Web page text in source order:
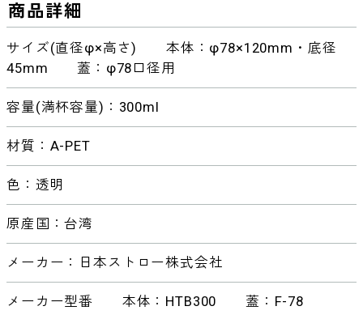
商品詳細
サイズ(直径φ×高さ) 本体：φ78×120mm・底径
45mm 蓋：φ78口径用
容量(満杯容量)：300ml
材質：A-PET
色：透明
原産国：台湾
メーカー：日本ストロー株式会社
メーカー型番 本体：HTB300 蓋：F-78